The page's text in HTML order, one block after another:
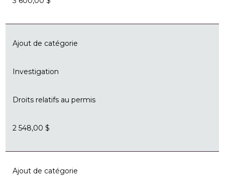
Ajout de catégorie
Investigation
Droits relatifs au permis
2 548,00 $
Ajout de catégorie